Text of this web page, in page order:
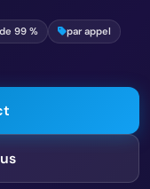
99 %
par appel